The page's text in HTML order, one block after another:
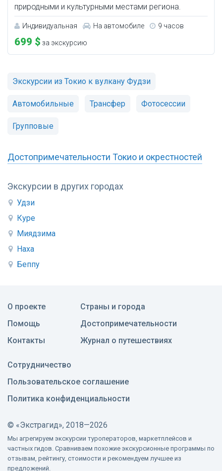
Экскурсии в других городах
Удзи
Куре
Миядзима
Наха
Беппу
природными и культурными местами региона.
Индивидуальная На автомобиле 9 часов
699 $ за экскурсию
Экскурсии из Токио к вулкану Фудзи
Автомобильные Трансфер Фотосессии
Групповые
Достопримечательности Токио и окрестностей
О проекте
Помощь
Контакты
Страны и города
Достопримечательности
Журнал о путешествиях
Сотрудничество
Пользовательское соглашение
Политика конфиденциальности
© «Экстрагид», 2018—2026
Мы агрегируем экскурсии туроператоров, маркетплейсов и
частных гидов. Сравниваем похожие экскурсионные программы по
отзывам, рейтингу, стоимости и рекомендуем лучшее из
предложений.